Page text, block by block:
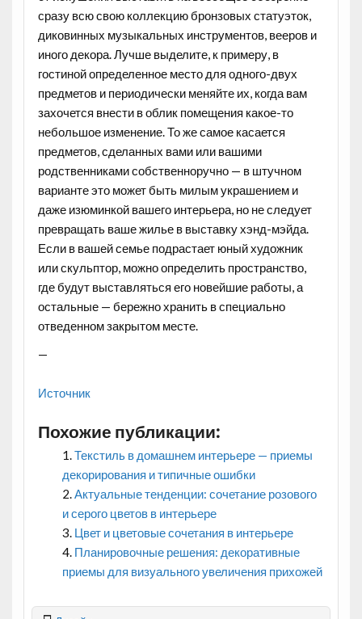
сразу всю свою коллекцию бронзовых статуэток,
диковинных музыкальных инструментов, вееров и
иного декора. Лучше выделите, к примеру, в
гостиной определенное место для одного-двух
предметов и периодически меняйте их, когда вам
захочется внести в облик помещения какое-то
небольшое изменение. То же самое касается
предметов, сделанных вами или вашими
родственниками собственноручно — в штучном
варианте это может быть милым украшением и
даже изюминкой вашего интерьера, но не следует
превращать ваше жилье в выставку хэнд-мэйда.
Если в вашей семье подрастает юный художник
или скульптор, можно определить пространство,
где будут выставляться его новейшие работы, а
остальные — бережно хранить в специально
отведенном закрытом месте.
—
Источник
Похожие публикации:
Текстиль в домашнем интерьере — приемы
декорирования и типичные ошибки
Актуальные тенденции: сочетание розового
и серого цветов в интерьере
Цвет и цветовые сочетания в интерьере
Планировочные решения: декоративные
приемы для визуального увеличения прихожей